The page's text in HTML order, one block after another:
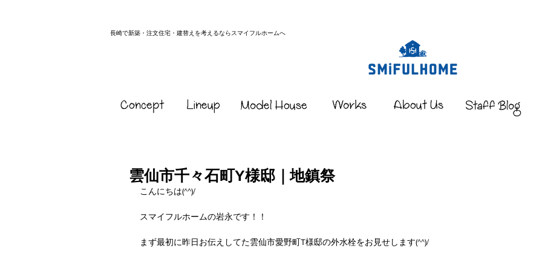
長崎で新築・注文住宅・建替えを考えるならスマイフルホームへ
雲仙市千々石町Y様邸｜地鎮祭
こんにちは(^^)/
スマイフルホームの岩永です！！
まず最初に昨日お伝えしてた雲仙市愛野町T様邸の外水栓をお見せします(^^)/